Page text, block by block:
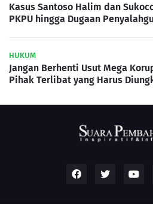
Kasus Santoso Halim dan
PKPU hingga Dugaan
HUKUM
Jangan Berhenti Usut Mega
Pihak Terlibat yang Harus